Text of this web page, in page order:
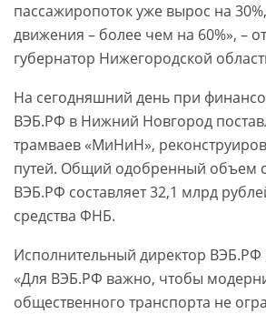
пассажиропоток уже вырос на
движения – более чем на 60%», –
губернатор Нижегородской
На сегодняшний день при
ВЭБ.РФ в Нижний Новгород
трамваев «МиНиН»,
путей. Общий одобренный объем
ВЭБ.РФ составляет 32,1 млрд
средства ФНБ.
Исполнительный директор
«Для ВЭБ.РФ важно, чтобы
общественного транспорта не